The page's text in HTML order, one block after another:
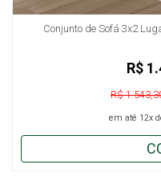
Conjunto de Sofá 3x2
R$
em até 12x
R$